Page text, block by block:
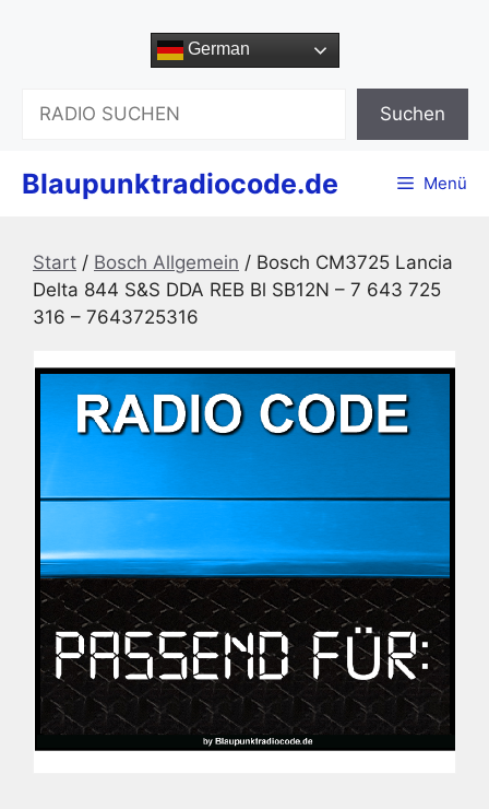
German
Suchen
Blaupunktradiocode.de Menü
Start / Bosch Allgemein / Bosch CM3725 Lancia
Delta 844 S&S DDA REB Bl SB12N – 7 643 725
316 – 7643725316